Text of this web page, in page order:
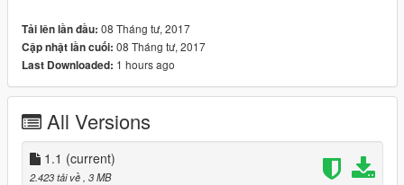
Tải lên lần đầu: 08 Tháng tư, 2017
Cập nhật lần cuối: 08 Tháng tư, 2017
Last Downloaded: 1 hours ago
All Versions
1.1 (current)
2.423 tải về , 3 MB